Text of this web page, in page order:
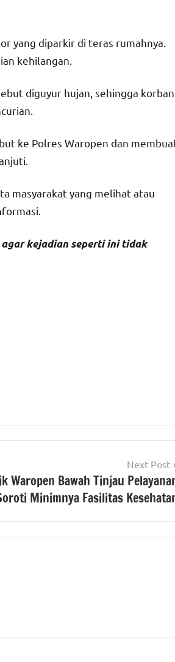
yang diparkir di teras rumahnya.
kehilangan.
diguyur hujan, sehingga korban
ke Polres Waropen dan
masyarakat yang melihat atau
kejadian seperti ini tidak
Next Post
Waropen Bawah Tinjau
Minimnya Fasilitas